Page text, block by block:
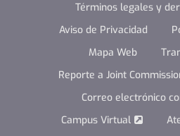
Términos legales y
Aviso de Privacidad
Mapa Web
Reporte a Joint
Correo electrónico
Campus Virtual